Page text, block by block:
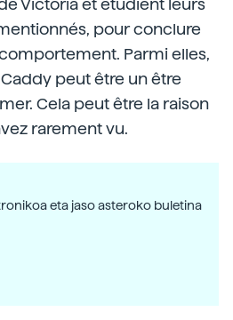
Victoria et étudient leurs
pour conclure
Parmi elles,
peut être un être
Cela peut être la raison
rarement vu.
eta jaso asteroko buletina